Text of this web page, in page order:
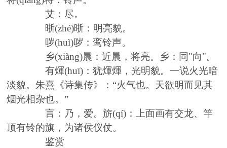
艾：尽。
晣(zhé)晣：明亮貌。
哕(huì)哕：鸾铃声。
乡(xiàng)晨：近晨，将亮。乡：同"向"。
有煇(huī) ：犹煇煇，光明貌。一说火光暗
淡貌。朱熹《诗集传》：“火气也。天欲明而见其
烟光相杂也。”
言：乃，爱。旂(qí) ：上面画有交龙、竿
顶有铃的旗，为诸侯仪仗。
鉴赏